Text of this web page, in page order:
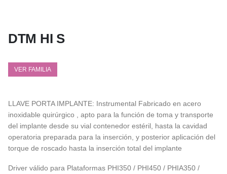
DTM HI S
VER FAMILIA
LLAVE PORTA IMPLANTE: Instrumental Fabricado en acero
inoxidable quirúrgico , apto para la función de toma y transporte
del implante desde su vial contenedor estéril, hasta la cavidad
operatoria preparada para la inserción, y posterior aplicación del
torque de roscado hasta la inserción total del implante
Driver válido para Plataformas PHI350 / PHI450 / PHIA350 /